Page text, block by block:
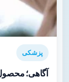
پزشکی
آگاهی؛